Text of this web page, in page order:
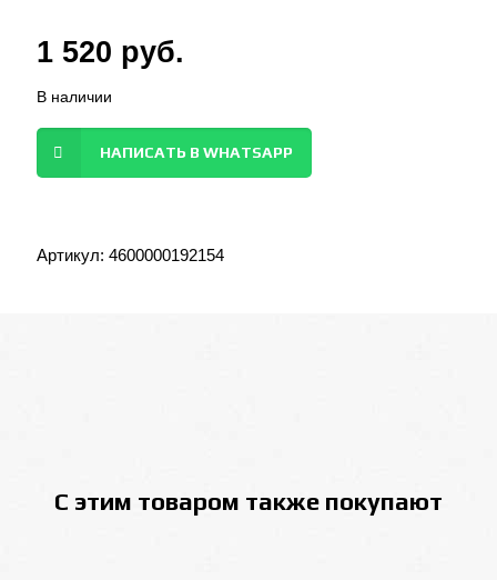
1 520 руб.
В наличии
НАПИСАТЬ В WHATSAPP
Артикул: 4600000192154
С этим товаром также покупают